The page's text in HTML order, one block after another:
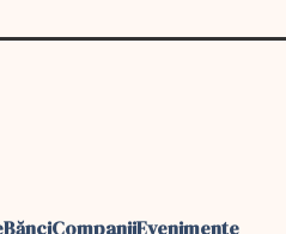
BănciCompaniiEvenimente